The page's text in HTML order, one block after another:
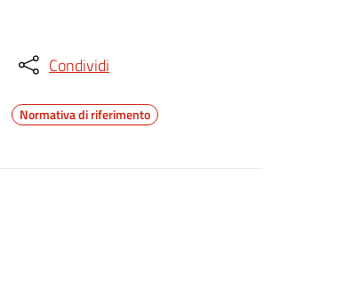
Condividi
Normativa di riferimento